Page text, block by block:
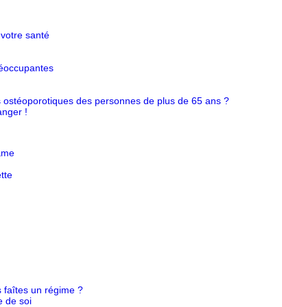
santé
des personnes de plus de 65 ans ?
!
faîtes un régime ?
de soi